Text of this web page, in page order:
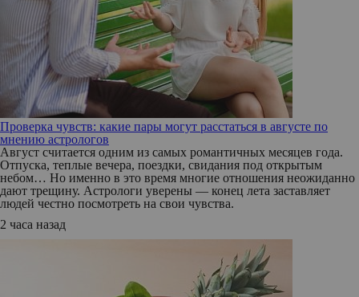
Проверка чувств: какие пары могут расстаться в августе по
мнению астрологов
Август считается одним из самых романтичных месяцев года.
Отпуска, теплые вечера, поездки, свидания под открытым
небом… Но именно в это время многие отношения неожиданно
дают трещину. Астрологи уверены — конец лета заставляет
людей честно посмотреть на свои чувства.
2 часа назад